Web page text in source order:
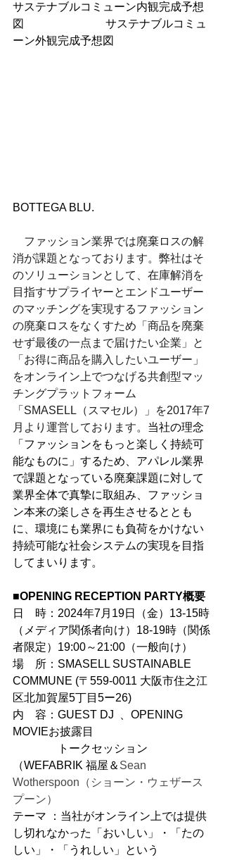
サステナブルコミューン内観完成予想
図　    　　　　　 サステナブルコミュ
ーン外観完成予想図
BOTTEGA BLU.
ファッション業界では廃棄ロスの解
消が課題となっております。弊社はそ
のソリューションとして、在庫解消を
目指すサプライヤーとエンドユーザー
のマッチングを実現するファッション
の廃棄ロスをなくすため「商品を廃棄
せず最後の一点まで届けたい企業」と
「お得に商品を購入したいユーザー」
をオンライン上でつなげる共創型マッ
チングプラットフォーム
「SMASELL（スマセル）」を2017年7
月より運営しております。 当社の理念
「ファッションをもっと楽しく持続可
能なものに」するため、アパレル業界
で課題となっている廃棄課題に対して
業界全体で真摯に取組み、ファッショ
ン本来の楽しさを再生させるととも
に、環境にも業界にも負荷をかけない
持続可能な社会システムの実現を目指
してまいります。
■OPENING RECEPTION PARTY概要
日　時：2024年7月19日（金）13-15時
（メディア関係者向け）18-19時（関係
者限定）19:00～21:00（一般向け）
場　所：SMASELL SUSTAINABLE
COMMUNE (〒559-0011 大阪市住之江
区北加賀屋5丁目5ー26)
内　容：GUEST DJ  、OPENING
MOVIEお披露目
トークセッション
（WEFABRIK 福屋＆ Sean
Wotherspoon（ショーン・ウェザース
プーン）
テーマ ：当社がオンライン上では提供
し切れなかった「おいしい」・「たの
しい」・「うれしい」という